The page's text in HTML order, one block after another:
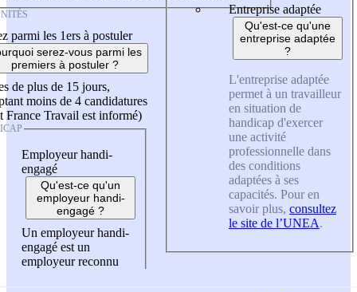
parmi les 1ers à postuler
serez-vous parmi les
premiers à postuler ?
de plus de 15 jours,
moins de 4 candidatures
France Travail est informé)
Employeur handi-
engagé
Qu'est-ce qu'un
employeur handi-
engagé ?
Un employeur handi-
engagé est un
employeur reconnu
Entreprise adaptée
Qu'est-ce qu'une
entreprise adaptée
?
L'entreprise adaptée
permet à un travailleur
en situation de
handicap d'exercer
une activité
professionnelle dans
des conditions
adaptées à ses
capacités. Pour en
savoir plus, consultez
le site de l’UNEA.